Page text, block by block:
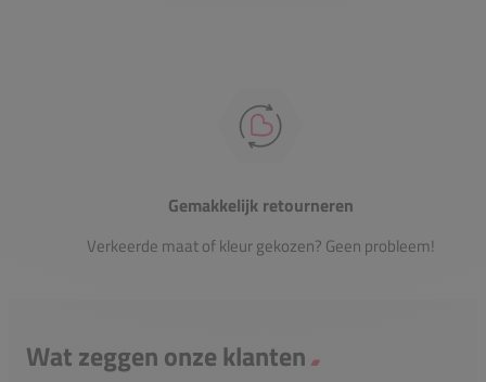
Gemakkelijk retourneren
Verkeerde maat of kleur gekozen? Geen probleem!
Wat zeggen onze klanten